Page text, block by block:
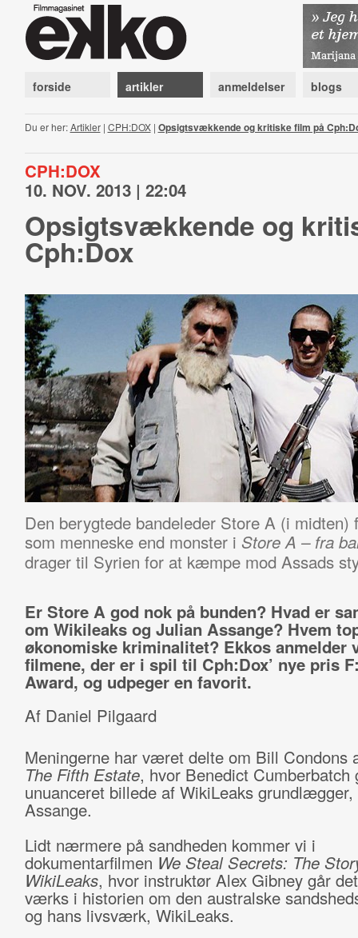
forside artikler anmeldelser blogs
Du er her:Artikler| CPH:DOX| Opsigtsvækkende og kritiske film på
CPH:DOX
10. NOV. 2013 | 22:04
Opsigtsvækkende og
Cph:Dox
Den berygtede bandeleder Store A (i
som menneske end monster i Store A – fra
drager til Syrien for at kæmpe mod Assads
Er Store A god nok på bunden? Hvad er
om Wikileaks og Julian Assange? Hvem
økonomiske kriminalitet? Ekkos anmelder
filmene, der er i spil til Cph:Dox’ nye pris
Award, og udpeger en favorit.
Af Daniel Pilgaard
Meningerne har været delte om Bill Condons
The Fifth Estate, hvor Benedict Cumberbatch
unuanceret billede af WikiLeaks grundlægger,
Assange.
Lidt nærmere på sandheden kommer vi i
dokumentarfilmen We Steal Secrets: The
WikiLeaks, hvor instruktør Alex Gibney går
værks i historien om den australske
og hans livsværk, WikiLeaks.